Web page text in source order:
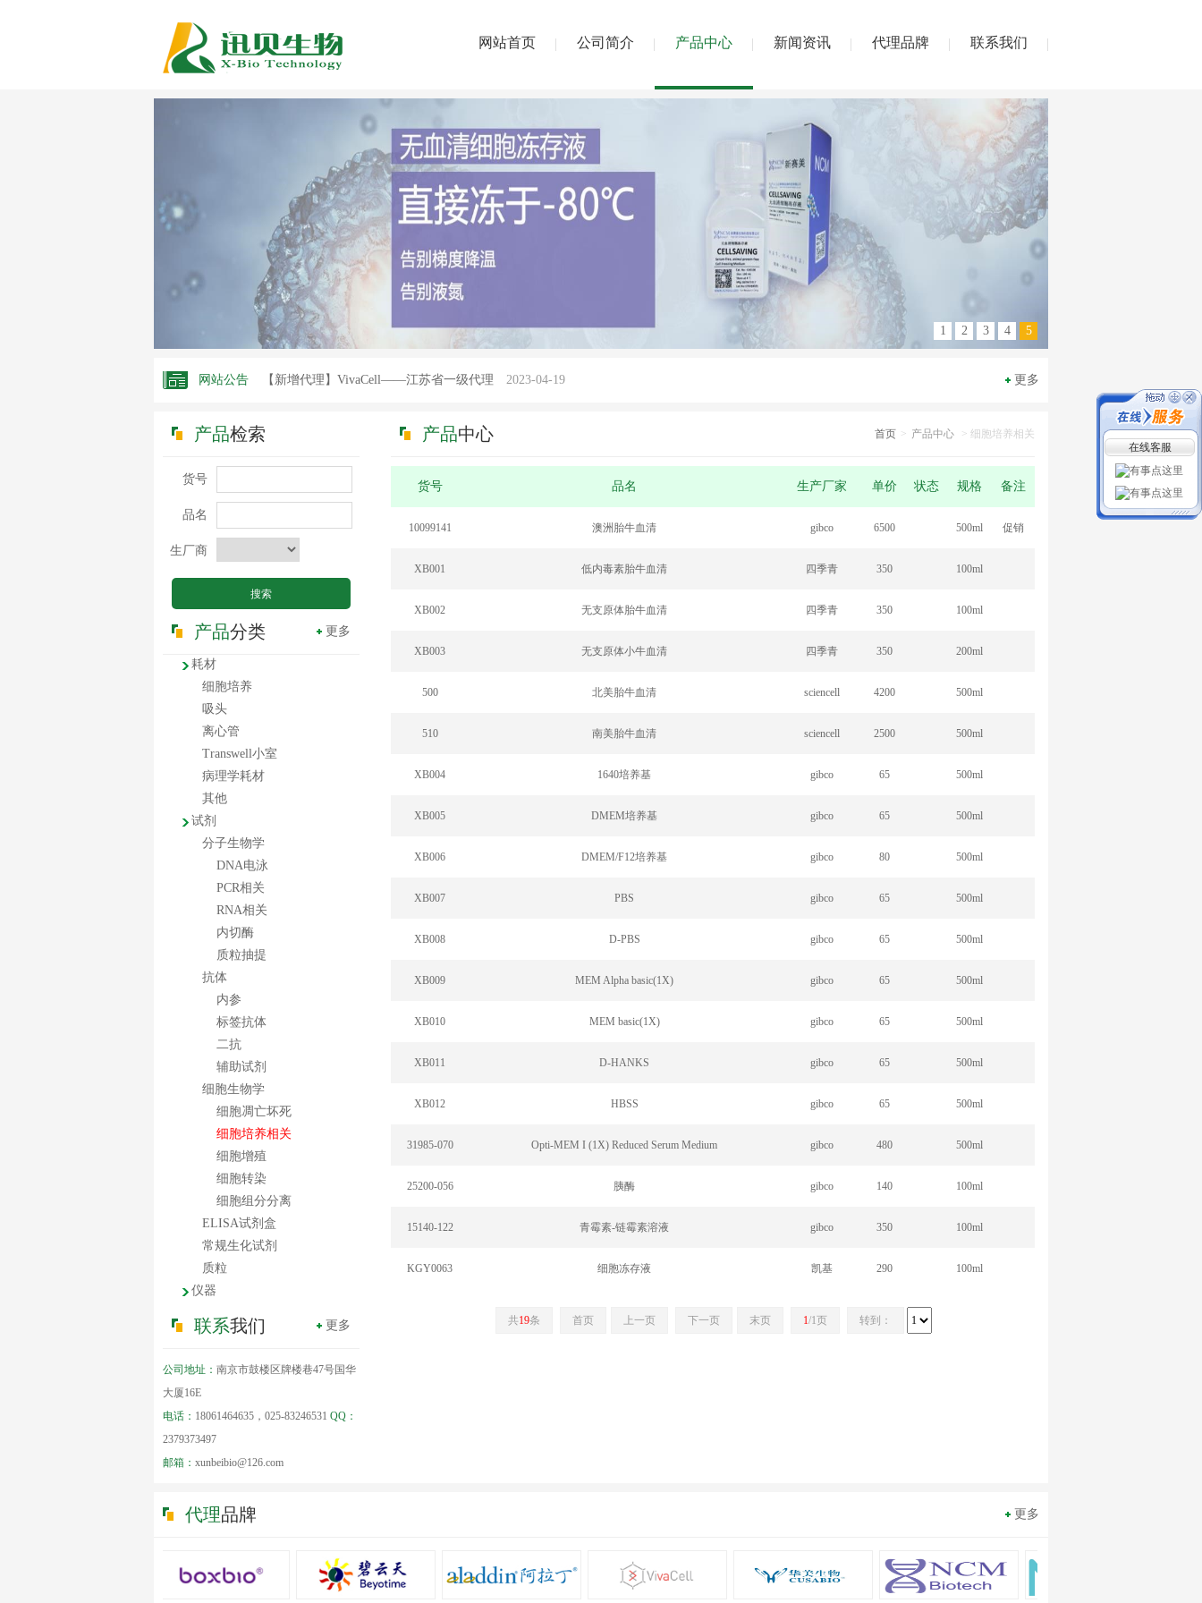
网站首页 公司简介 产品中心 新闻资讯 代理品牌 联系我们
1 2 3 4 5
更多
网站公告
【新增代理】中乔新舟——南京市一级代理 2023-04-19
【新增代理】APEXBIO——南京市一级代理
【新增代理】碧云天——江苏省一级代理
【新增代理】阿拉丁——南京市一级代理
【新增代理】VivaCell——江苏省一级代理 2023-04-19
Proteintech最新订购发货通知 2020-03-19
迅贝生物祝愿中国早日战胜疫情 2020-03-18
Novoprotein细胞因子大促销!
Proteintech 新冠病毒N蛋白免费赠送活动
产品检索
货号
品名
生厂商
更多
产品分类
耗材
细胞培养
吸头
离心管
Transwell小室
病理学耗材
其他
试剂
分子生物学
DNA电泳
PCR相关
RNA相关
内切酶
质粒抽提
抗体
内参
标签抗体
二抗
辅助试剂
细胞生物学
细胞凋亡坏死
细胞培养相关
细胞增殖
细胞转染
细胞组分分离
ELISA试剂盒
常规生化试剂
质粒
仪器
更多
联系我们
公司地址： 南京市鼓楼区牌楼巷47号国华
大厦16E
电话： 18061464635，025-83246531 QQ：
2379373497
邮箱： xunbeibio@126.com
首页 > 产品中心 > 细胞培养相关
产品中心
货号 品名 生产厂家 单价 状态 规格 备注
10099141 澳洲胎牛血清 gibco 6500 500ml 促销
XB001 低内毒素胎牛血清 四季青 350 100ml
XB002 无支原体胎牛血清 四季青 350 100ml
XB003 无支原体小牛血清 四季青 350 200ml
500 北美胎牛血清 sciencell 4200 500ml
510 南美胎牛血清 sciencell 2500 500ml
XB004 1640培养基 gibco 65 500ml
XB005 DMEM培养基 gibco 65 500ml
XB006 DMEM/F12培养基 gibco 80 500ml
XB007 PBS gibco 65 500ml
XB008 D-PBS gibco 65 500ml
XB009 MEM Alpha basic(1X) gibco 65 500ml
XB010 MEM basic(1X) gibco 65 500ml
XB011 D-HANKS gibco 65 500ml
XB012 HBSS gibco 65 500ml
31985-070 Opti-MEM I (1X) Reduced Serum Medium gibco 480 500ml
25200-056 胰酶 gibco 140 100ml
15140-122 青霉素-链霉素溶液 gibco 350 100ml
KGY0063 细胞冻存液 凯基 290 100ml
共19条 首页 上一页 下一页 末页 1/1页 转到：
更多
代理品牌
在线客服